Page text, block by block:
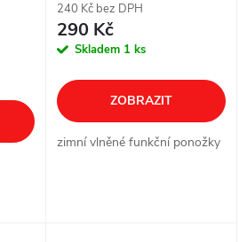
240 Kč bez DPH
290 Kč
Skladem 1 ks
ZOBRAZIT
zimní vlněné funkční ponožky